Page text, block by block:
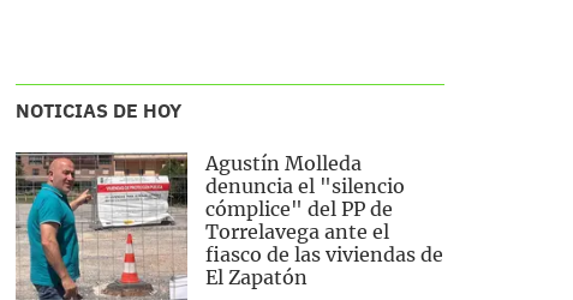
NOTICIAS DE HOY
Agustín Molleda
denuncia el "silencio
cómplice" del PP de
Torrelavega ante el
fiasco de las viviendas de
El Zapatón